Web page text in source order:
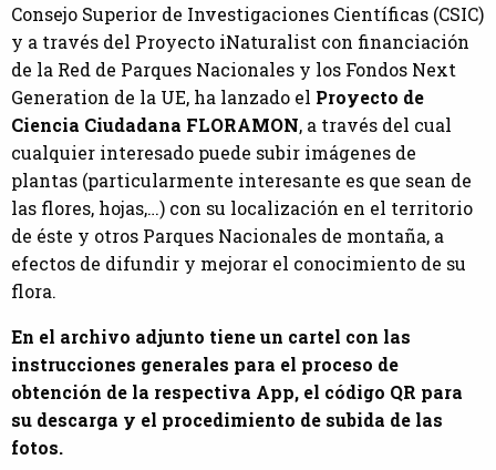
Consejo Superior de Investigaciones Científicas (CSIC)
y a través del Proyecto iNaturalist con financiación
de la Red de Parques Nacionales y los Fondos Next
Generation de la UE, ha lanzado el Proyecto de
Ciencia Ciudadana FLORAMON, a través del cual
cualquier interesado puede subir imágenes de
plantas (particularmente interesante es que sean de
las flores, hojas,…) con su localización en el territorio
de éste y otros Parques Nacionales de montaña, a
efectos de difundir y mejorar el conocimiento de su
flora.
En el archivo adjunto tiene un cartel con las
instrucciones generales para el proceso de
obtención de la respectiva App, el código QR para
su descarga y el procedimiento de subida de las
fotos.